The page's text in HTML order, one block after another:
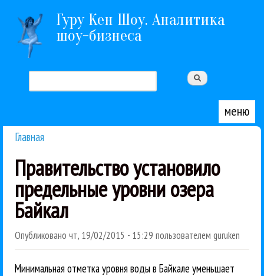
Перейти к основному содержанию
Гуру Кен Шоу. Аналитика
шоу-бизнеса
Форма поиска
меню
Главная
Правительство установило
предельные уровни озера
Байкал
Опубликовано чт, 19/02/2015 - 15:29 пользователем guruken
Минимальная отметка уровня воды в Байкале уменьшает